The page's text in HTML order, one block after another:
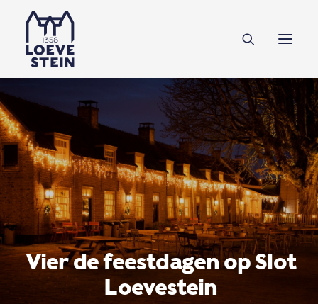
Ontdek Loevestein
Plan je bezoek
Onderwijs
Feesten & zakelijk
NL EN DE
Steun ons
Vier de feestdagen op Slot
Loevestein